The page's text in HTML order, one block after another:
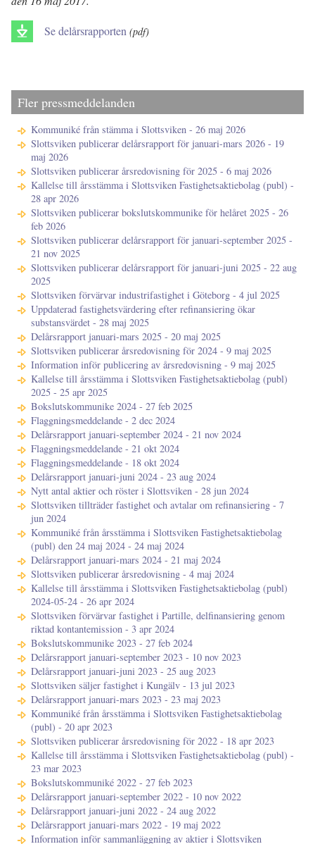
Se delårsrapporten (pdf)
Fler pressmeddelanden
Kommuniké från stämma i Slottsviken - 26 maj 2026
Slottsviken publicerar delårsrapport för januari-mars 2026 - 19
maj 2026
Slottsviken publicerar årsredovisning för 2025 - 6 maj 2026
Kallelse till årsstämma i Slottsviken Fastighetsaktiebolag (publ) -
28 apr 2026
Slottsviken publicerar bokslutskommunike för helåret 2025 - 26
feb 2026
Slottsviken publicerar delårsrapport för januari-september 2025 -
21 nov 2025
Slottsviken publicerar delårsrapport för januari-juni 2025 - 22 aug
2025
Slottsviken förvärvar industrifastighet i Göteborg - 4 jul 2025
Uppdaterad fastighetsvärdering efter refinansiering ökar
substansvärdet - 28 maj 2025
Delårsrapport januari-mars 2025 - 20 maj 2025
Slottsviken publicerar årsredovisning för 2024 - 9 maj 2025
Information inför publicering av årsredovisning - 9 maj 2025
Kallelse till årsstämma i Slottsviken Fastighetsaktiebolag (publ)
2025 - 25 apr 2025
Bokslutskommunike 2024 - 27 feb 2025
Flaggningsmeddelande - 2 dec 2024
Delårsrapport januari-september 2024 - 21 nov 2024
Flaggningsmeddelande - 21 okt 2024
Flaggningsmeddelande - 18 okt 2024
Delårsrapport januari-juni 2024 - 23 aug 2024
Nytt antal aktier och röster i Slottsviken - 28 jun 2024
Slottsviken tillträder fastighet och avtalar om refinansiering - 7
jun 2024
Kommuniké från årsstämma i Slottsviken Fastighetsaktiebolag
(publ) den 24 maj 2024 - 24 maj 2024
Delårsrapport januari-mars 2024 - 21 maj 2024
Slottsviken publicerar årsredovisning - 4 maj 2024
Kallelse till årsstämma i Slottsviken Fastighetsaktiebolag (publ)
2024-05-24 - 26 apr 2024
Slottsviken förvärvar fastighet i Partille, delfinansiering genom
riktad kontantemission - 3 apr 2024
Bokslutskommunike 2023 - 27 feb 2024
Delårsrapport januari-september 2023 - 10 nov 2023
Delårsrapport januari-juni 2023 - 25 aug 2023
Slottsviken säljer fastighet i Kungälv - 13 jul 2023
Delårsrapport januari-mars 2023 - 23 maj 2023
Kommuniké från årsstämma i Slottsviken Fastighetsaktiebolag
(publ) - 20 apr 2023
Slottsviken publicerar årsredovisning för 2022 - 18 apr 2023
Kallelse till årsstämma i Slottsviken Fastighetsaktiebolag (publ) -
23 mar 2023
Bokslutskommuniké 2022 - 27 feb 2023
Delårsrapport januari-september 2022 - 10 nov 2022
Delårsrapport januari-juni 2022 - 24 aug 2022
Delårsrapport januari-mars 2022 - 19 maj 2022
Information inför sammanläggning av aktier i Slottsviken